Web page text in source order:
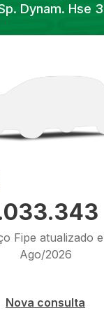
Dynam. Hse
Fipe atualizado
Ago/2026
Nova consulta